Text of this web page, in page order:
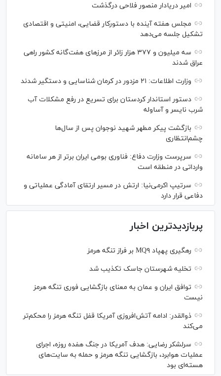
امیر دریادار منصور فلاحی درگذشت
مجلس هفته آینده با دستورکار قضایی، امنیتی و اقتصادی
تشکیل جلسه می‌دهد
سه میلیون و ۳۷۷ هزار زائر از مرز‌های هفت‌گانه کشور راهی
عراق شدند
وزارت اطلاعات: ۲۱ مزدور در کرمان شناسایی و دستگیر شدند
دستور استاندار کردستان برای تسریع در رفع مشکلات آب
شرب نایسر و آساوله
بازگشت پیکر مطهر شهید نوجوان پس از سال‌ها
چشم‌انتظاری
سرپرست وزارت دفاع: فناوری بومی ایران برتر از هر سامانه
وارداتی در منطقه است
سرتیپ اکرمی‌نیا: ارتش در مسیر ارتقای آمادگی عملیاتی و
دفاعی قرار دارد
پربازدیدترین اخبار
رهگیری پهپاد MQ۹ بر فراز تنگه هرمز
تخلیه شهرستان جاسک تکذیب شد
توافق ایران و عمان به معنای بازگشایی فوری تنگه هرمز
نیست
ذوالقدر: ادامه آتش‌افروزی آمریکا قفل تنگه هرمز را محکم‌تر
می‌کند
سرلشکر رضایی: هدف آمریکا در جنگ هفده روزه، اجرای
عملیات هوابرد، بازگشایی تنگه هرمز و حمله به سایت‌های
هسته‌ای بود